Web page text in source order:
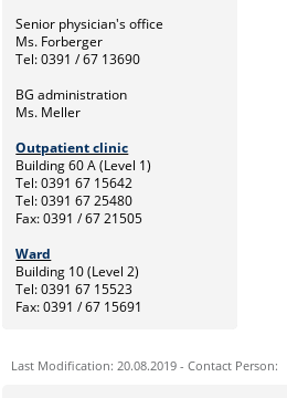
Senior physician's office
Ms. Forberger
Tel: 0391 / 67 13690
BG administration
Ms. Meller
Outpatient clinic
Building 60 A (Level 1)
Tel: 0391 67 15642
Tel: 0391 67 25480
Fax: 0391 / 67 21505
Ward
Building 10 (Level 2)
Tel: 0391 67 15523
Fax: 0391 / 67 15691
Last Modification: 20.08.2019 - Contact Person: